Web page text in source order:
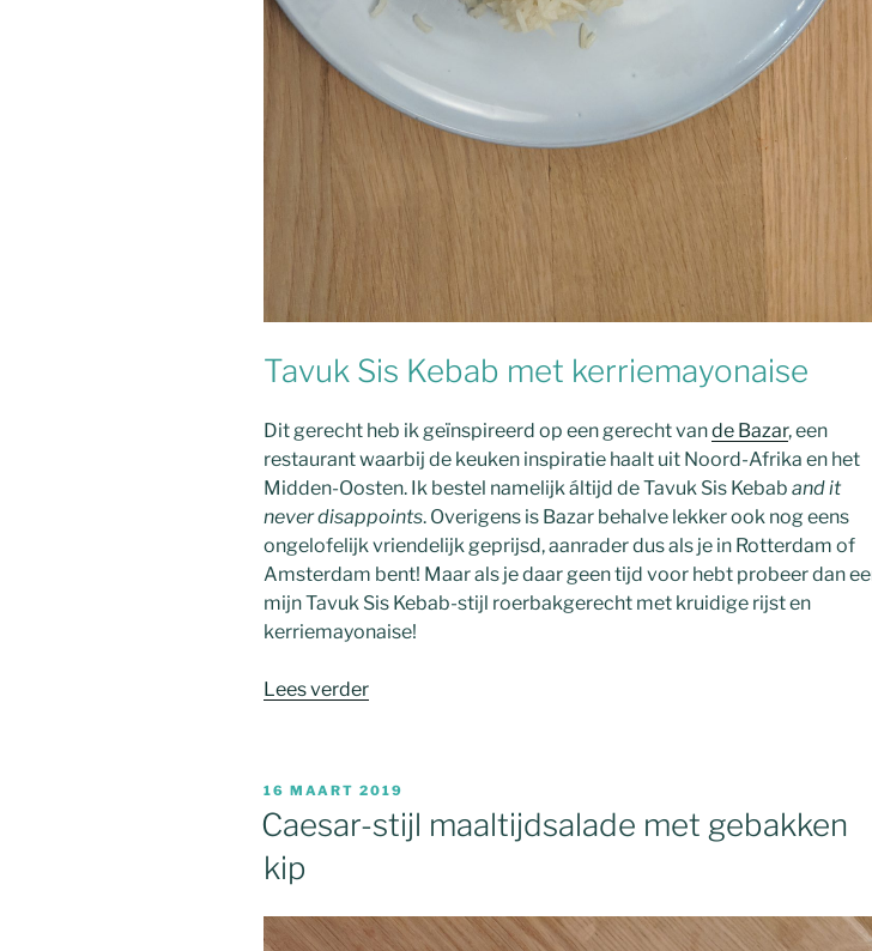
Tavuk Sis Kebab met kerriemayonaise
Dit gerecht heb ik geïnspireerd op een gerecht vande Bazar, een
restaurant waarbij de keuken inspiratie haalt uit Noord-Afrika en het
Midden-Oosten. Ik bestel namelijk áltijd de Tavuk Sis Kebab and it
never disappoints. Overigens is Bazar behalve lekker ook nog eens
ongelofelijk vriendelijk geprijsd, aanrader dus als je in Rotterdam of
Amsterdam bent! Maar als je daar geen tijd voor hebt probeer dan
mijn Tavuk Sis Kebab-stijl roerbakgerecht met kruidige rijst en
kerriemayonaise!
Lees verder“Tavuk
GEPLAATST
OP
16 MAART 2019
Caesar-stijl maaltijdsalade met gebakken
kip